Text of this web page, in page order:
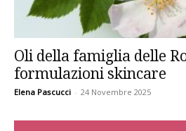
Oli della famiglia delle
formulazioni skincare
Elena Pascucci - 24 Novembre 2025